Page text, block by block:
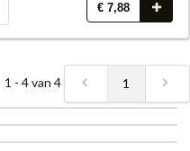
€ 7,88
1 - 4 van 4 1